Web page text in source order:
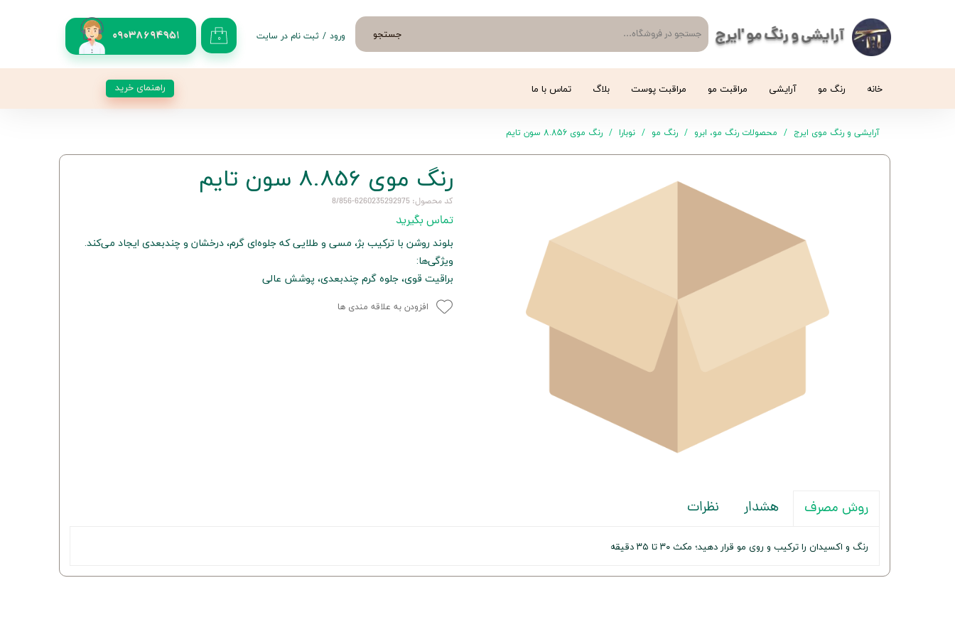
آرایشی و رنگ مو 'ایرج 09038694951 جستجو ۰ ورود / ثبت نام در سایت
خانه رنگ مو آرایشی مراقبت مو مراقبت پوست بلاگ تماس با ما راهنمای خرید
آرایشی و رنگ موی ایرج محصولات رنگ مو، ابرو رنگ مو نوبارا رنگ موی 8.856 سون تایم
رنگ موی 8.856 سون تایم
کد محصول: 6260235292975-8/856
تماس بگیرید
بلوند روشن با ترکیب بژ، مسی و طلایی که جلوه‌ای گرم، درخشان و چندبعدی ایجاد می‌کند.
ویژگی‌ها:
براقیت قوی، جلوه گرم چندبعدی، پوشش عالی
افزودن به علاقه مندی ها
روش مصرف هشدار نظرات
رنگ و اکسیدان را ترکیب و روی مو قرار دهید؛ مکث ۳۰ تا ۳۵ دقیقه